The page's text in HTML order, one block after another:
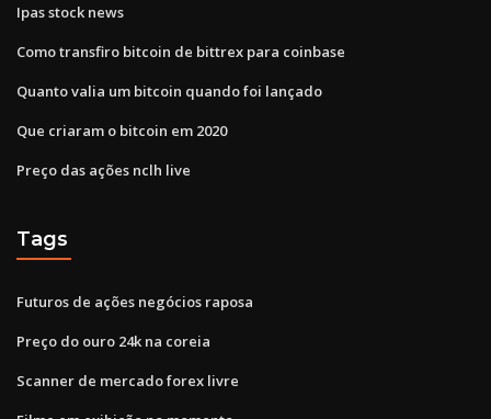
Ipas stock news
Como transfiro bitcoin de bittrex para coinbase
Quanto valia um bitcoin quando foi lançado
Que criaram o bitcoin em 2020
Preço das ações nclh live
Tags
Futuros de ações negócios raposa
Preço do ouro 24k na coreia
Scanner de mercado forex livre